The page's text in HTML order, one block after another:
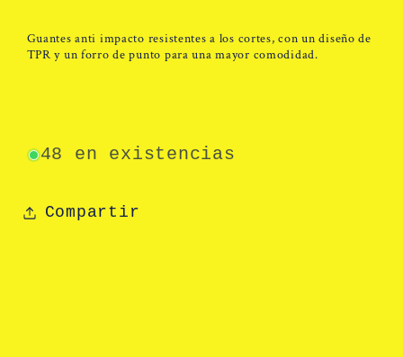
Guantes anti impacto resistentes a los cortes, con un diseño de
TPR y un forro de punto para una mayor comodidad.
48 en existencias
Compartir